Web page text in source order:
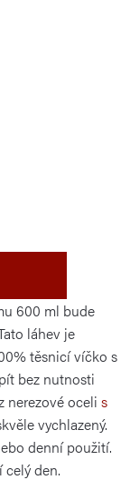
600 ml bude
láhev je
těsnicí víčko s
bez nutnosti
nerezové oceli s
vychlazený.
denní použití.
den.